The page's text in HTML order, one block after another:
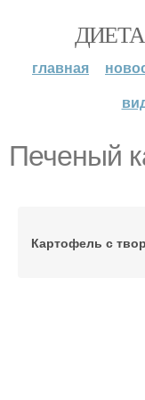
главная
Печеный
Картофель с